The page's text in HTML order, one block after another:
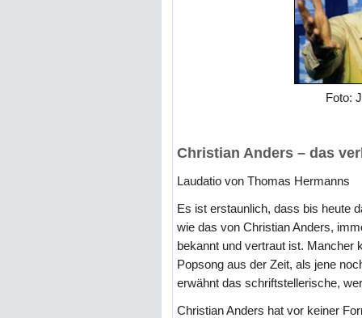
Foto:
Christian Anders – das
Laudatio von Thomas Hermanns
Es ist erstaunlich, dass bis heute
wie das von Christian Anders,
bekannt und vertraut ist. Mancher
Popsong aus der Zeit, als jene
erwähnt das schriftstellerische,
Christian Anders hat vor keiner